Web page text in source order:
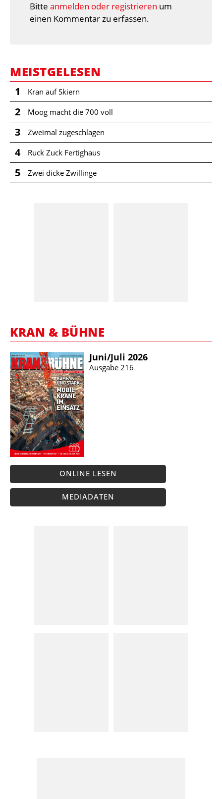
Bitte anmelden oder registrieren um
einen Kommentar zu erfassen.
MEISTGELESEN
1 Kran auf Skiern
2 Moog macht die 700 voll
3 Zweimal zugeschlagen
4 Ruck Zuck Fertighaus
5 Zwei dicke Zwillinge
KRAN & BÜHNE
Juni/​Juli 2026
Ausgabe 216
ONLINE LESEN
MEDIADATEN